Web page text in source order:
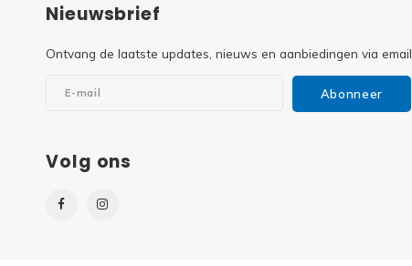
Nieuwsbrief
Ontvang de laatste updates, nieuws en aanbiedingen via email
Abonneer
Volg ons